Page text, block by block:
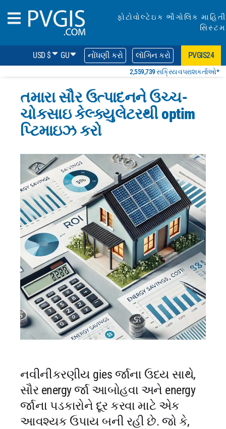
ફોટોવોલ્ટેઇક ભૌગોલિક માહિતી
સિસ્ટમ
USD $ GU નોંધણી કરો લૉગિન કરો PVGIS24
2,559,739 સક્રિય વપરાશકર્તાઓ*
તમારા સૌર ઉત્પાદનને ઉચ્ચ-
ચોકસાઇ કેલ્ક્યુલેટરથી optim
પ્ટિમાઇઝ કરો
નવીનીકરણીય gies ર્જાના ઉદય સાથે,
સૌર energy ર્જા આબોહવા અને energy
ર્જાના પડકારોને દૂર કરવા માટે એક
આવશ્યક ઉપાય બની રહી છે. જો કે,